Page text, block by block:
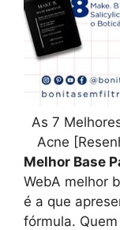
As 7
Acne
Melhor Base
WebA melhor
é a que
fórmula.